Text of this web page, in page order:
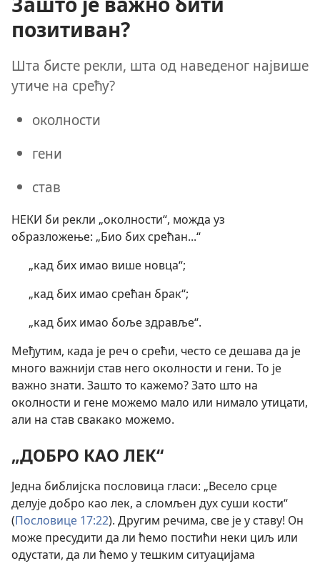
позитиван?
Шта бисте рекли, шта од наведеног највише
утиче на срећу?
околности
гени
став
НЕКИ би рекли „околности“, можда уз
образложење: „Био бих срећан...“
„кад бих имао више новца“;
„кад бих имао срећан брак“;
„кад бих имао боље здравље“.
Међутим, када је реч о срећи, често се дешава да је
много важнији став него околности и гени. То је
важно знати. Зашто то кажемо? Зато што на
околности и гене можемо мало или нимало утицати,
али на став свакако можемо.
„ДОБРО КАО ЛЕК“
Једна библијска пословица гласи: „Весело срце
делује добро као лек, а сломљен дух суши кости“
(Пословице 17:22). Другим речима, све је у ставу! Он
може пресудити да ли ћемо постићи неки циљ или
одустати, да ли ћемо у тешким ситуацијама